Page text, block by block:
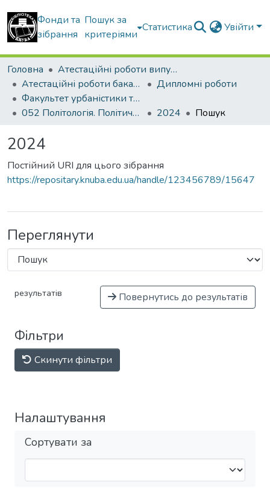
Фонди та
зібрання
Пошук за
критеріями
Статистика Увійти
Головна
Атестаційні роботи випускників
Атестаційні роботи бакалаврів
Дипломні роботи
Факультет урбаністики та просторового планування
052 Політологія. Політичний менеджмент
2024 Пошук
2024
Постійний URI для цього зібрання
https://repositary.knuba.edu.ua/handle/123456789/15647
Переглянути
результатів Повернутись до результатів
Фільтри
Скинути фільтри
Налаштування
Сортувати за